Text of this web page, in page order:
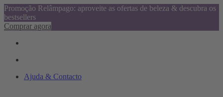
Promoção Relâmpago: aproveite as ofertas de beleza & descubra os
bestsellers
Comprar agora
Ajuda & Contacto